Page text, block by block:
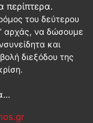
περίπτερα.
του δεύτερου
αρχάς, να δώσουμε
και
διεξόδου της